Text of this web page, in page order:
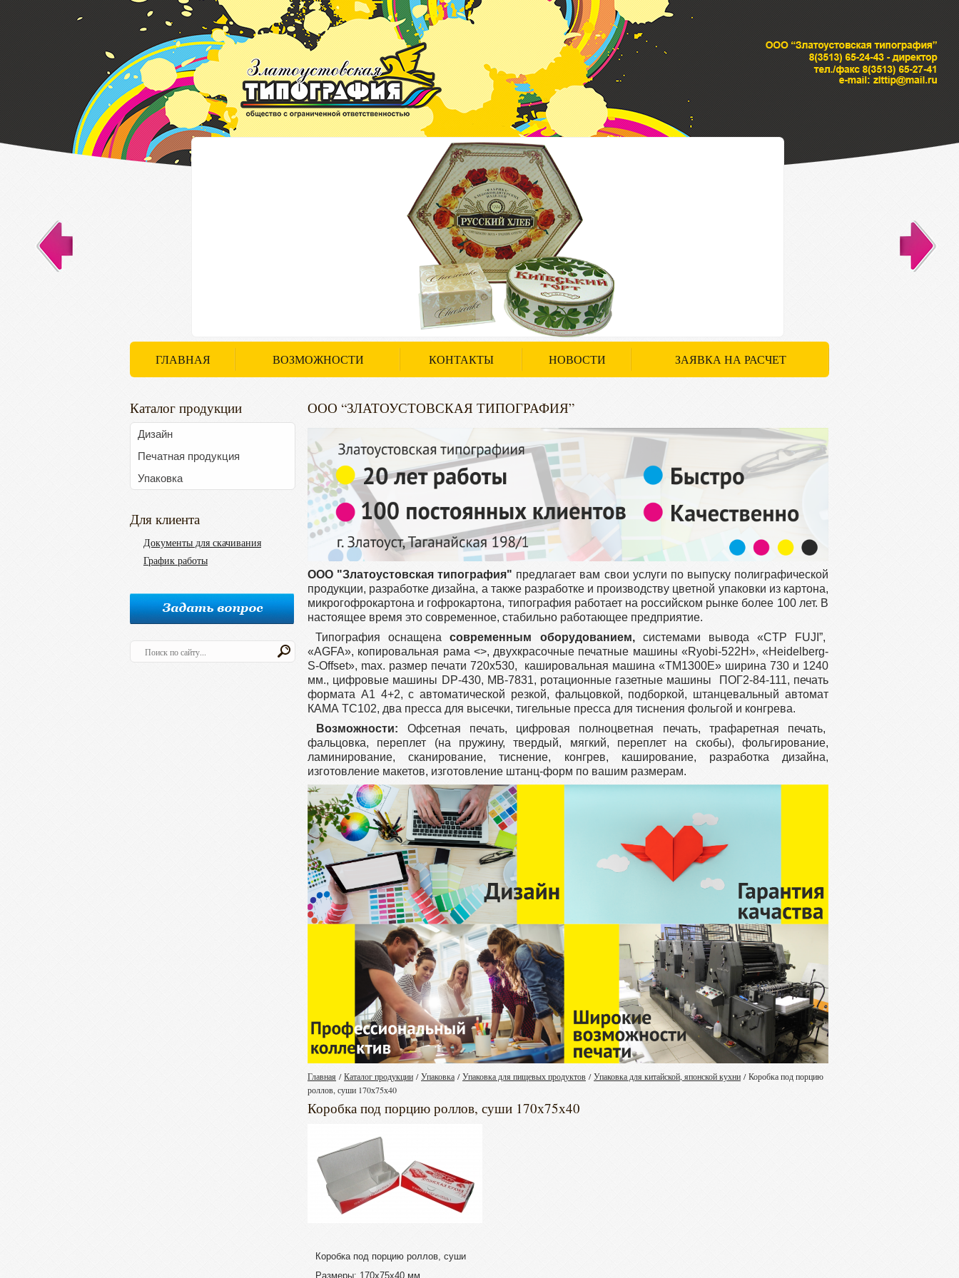
ГЛАВНАЯ ВОЗМОЖНОСТИ КОНТАКТЫ НОВОСТИ ЗАЯВКА НА РАСЧЕТ
Каталог продукции
Дизайн
Печатная продукция
Упаковка
Для клиента
Документы для скачивания
График работы
ООО “ЗЛАТОУСТОВСКАЯ ТИПОГРАФИЯ”
ООО "Златоустовская типография" предлагает вам свои услуги по выпуску полиграфической
продукции, разработке дизайна, а также разработке и производству цветной упаковки из картона,
микрогофрокартона и гофрокартона, типография работает на российском рынке более 100 лет. В
настоящее время это современное, стабильно работающее предприятие.
Типография оснащенасовременным оборудованием,системами вывода «CTP FUJI”,
«AGFA», копировальная рама <>, двухкрасочные печатные машины «Ryobi-522H», «Heidelberg-
S-Offset», max. размер печати 720х530, кашировальная машина «ТМ1300Е» ширина 730 и 1240
мм., цифровые машины DP-430, МВ-7831, ротационные газетные машины ПОГ2-84-111, печать
формата А1 4+2, с автоматической резкой, фальцовкой, подборкой, штанцевальный автомат
КАМА ТС102, два пресса для высечки, тигельные пресса для тиснения фольгой и конгрева.
Возможности: Офсетная печать, цифровая полноцветная печать, трафаретная печать,
фальцовка, переплет (на пружину, твердый, мягкий, переплет на скобы), фольгирование,
ламинирование, сканирование, тиснение, конгрев, каширование, разработка дизайна,
изготовление макетов, изготовление штанц-форм по вашим размерам.
Главная /Каталог продукции /Упаковка /Упаковка для пищевых продуктов /Упаковка для китайской, японской кухни /Коробка под порцию
роллов, суши 170х75х40
Коробка под порцию роллов, суши 170х75х40
Коробка под порцию роллов, суши
Размеры: 170х75х40 мм